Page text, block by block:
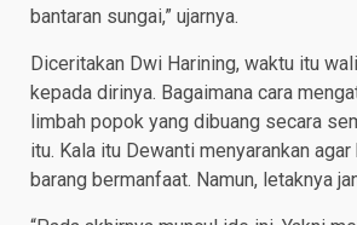
bantaran sungai,” ujarnya.
Diceritakan Dwi Harining, waktu itu
kepada dirinya. Bagaimana cara
limbah popok yang dibuang secara
itu. Kala itu Dewanti menyarankan
barang bermanfaat. Namun, letaknya